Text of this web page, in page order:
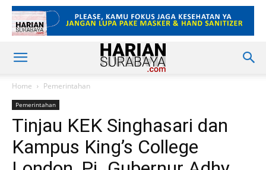
Home Pemerintahan
Pemerintahan
Tinjau KEK Singhasari dan
Kampus King’s College